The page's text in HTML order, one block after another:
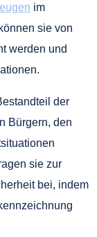
im
sie von
werden und
der
Bürgern, den
sie zur
bei, indem